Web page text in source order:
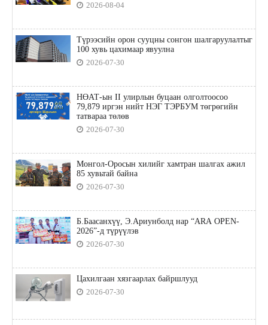
2026-08-04
Түрээсийн орон сууцны сонгон шалгаруулалтыг
100 хувь цахимаар явуулна
2026-07-30
НӨАТ-ын II улирлын буцаан олголтоосоо
79,879 иргэн нийт НЭГ ТЭРБУМ төгрөгийн
татвараа төлөв
2026-07-30
Монгол-Оросын хилийг хамтран шалгах ажил
85 хувьтай байна
2026-07-30
Б.Баасанхүү, Э.Ариунболд нар “ARA OPEN-
2026”-д түрүүлэв
2026-07-30
Цахилгаан хязгаарлах байршлууд
2026-07-30